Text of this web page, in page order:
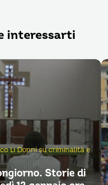
interessarti
Li Donni su criminalità e
Storie di